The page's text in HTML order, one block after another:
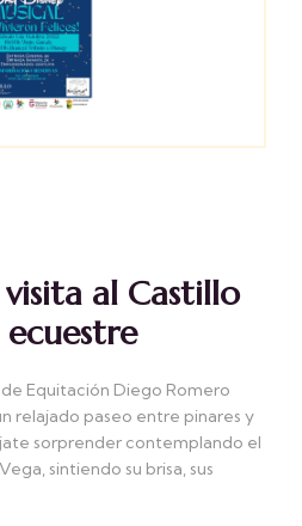
al Castillo
Equitación Diego Romero
relajado paseo entre pinares y
sorprender contemplando el
sintiendo su brisa, sus